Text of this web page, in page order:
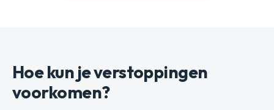
Hoe kun je verstoppingen
voorkomen?